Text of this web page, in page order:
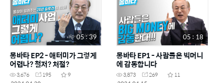
05 : 39
몽바타 EP2 - 애터미가 그렇게
어렵나? 철저? 처절?
3,676 195
9
05 : 18
몽바타 EP1 - 사람들은 빅머니
에 감동합니다
3,873 269
11